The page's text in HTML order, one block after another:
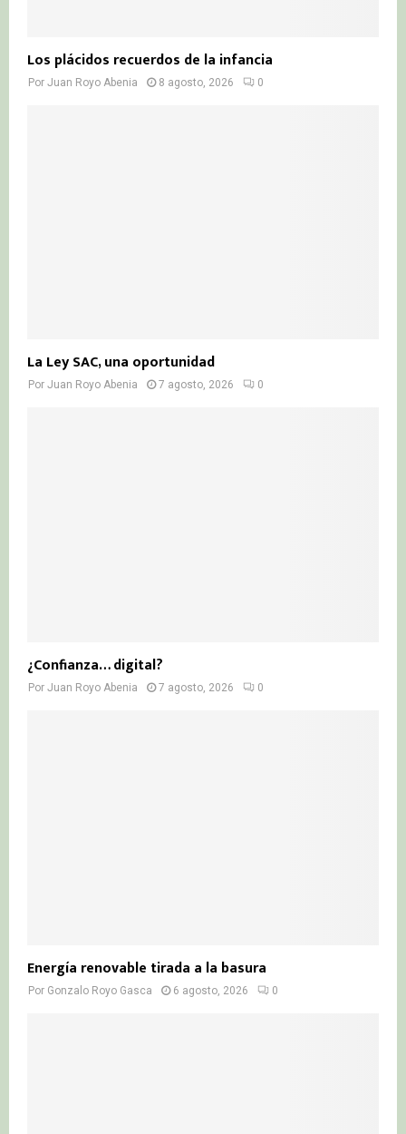
Los plácidos recuerdos de la infancia
Por Juan Royo Abenia 8 agosto, 2026 0
La Ley SAC, una oportunidad
Por Juan Royo Abenia 7 agosto, 2026 0
¿Confianza… digital?
Por Juan Royo Abenia 7 agosto, 2026 0
Energía renovable tirada a la basura
Por Gonzalo Royo Gasca 6 agosto, 2026 0